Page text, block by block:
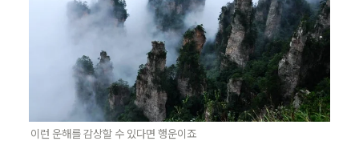
이런 운해를 감상할 수 있다면 행운이죠